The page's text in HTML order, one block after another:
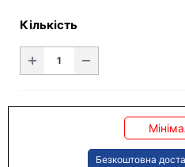
Кількість
Безкоштовна